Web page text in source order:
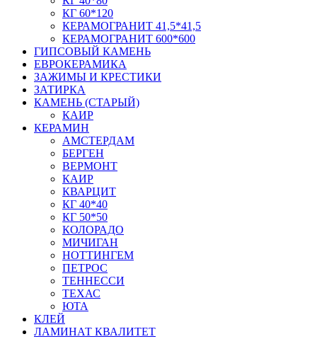
КГ 60*120
КЕРАМОГРАНИТ 41,5*41,5
КЕРАМОГРАНИТ 600*600
ГИПСОВЫЙ КАМЕНЬ
ЕВРОКЕРАМИКА
ЗАЖИМЫ И КРЕСТИКИ
ЗАТИРКА
КАМЕНЬ (СТАРЫЙ)
КАИР
КЕРАМИН
АМСТЕРДАМ
БЕРГЕН
ВЕРМОНТ
КАИР
КВАРЦИТ
КГ 40*40
КГ 50*50
КОЛОРАДО
МИЧИГАН
НОТТИНГЕМ
ПЕТРОС
ТЕННЕССИ
ТЕХАС
ЮТА
КЛЕЙ
ЛАМИНАТ КВАЛИТЕТ